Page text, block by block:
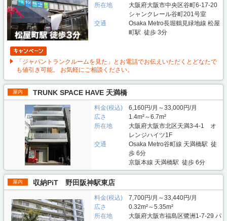
所在地
大阪府大阪市中央区谷町6-17-20
シャンクレール谷町201号室
交通
Osaka Metro長堀鶴見緑地線 松屋
町駅 徒歩 3分
「ジャパントランクルームを見た」とお電話でお伝えいただくとどなたで
も値引き可能。 お気軽にご相談ください。
屋内 TRUNK SPACE HAVE 天満橋
料金(税込)
6,160円/月～33,000円/月
広さ
1.4m²～6.7m²
所在地
大阪府大阪市北区天満3-4-1 オ
レンジハイツ1F
交通
Osaka Metro谷町線 天満橋駅 徒
歩 6分
京阪本線 天満橋駅 徒歩 6分
屋内 収納PiT 野田阪神駅東店
料金(税込)
7,700円/月～33,440円/月
広さ
0.32m²～5.35m²
所在地
大阪府大阪市福島区鷺洲1-7-29 パ